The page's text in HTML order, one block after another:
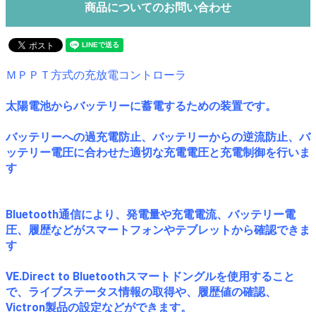
商品についてのお問い合わせ
ＭＰＰＴ方式の充放電コントローラ
太陽電池からバッテリーに蓄電するための装置です。
バッテリーへの過充電防止、バッテリーからの逆流防止、バ
ッテリー電圧に合わせた適切な充電電圧と充電制御を行いま
す
Bluetooth通信により、発電量や充電電流、バッテリー電
圧、履歴などがスマートフォンやテブレットから確認できま
す
VE.Direct to Bluetoothスマートドングルを使用すること
で、ライブステータス情報の取得や、履歴値の確認、
Victron製品の設定などができます。